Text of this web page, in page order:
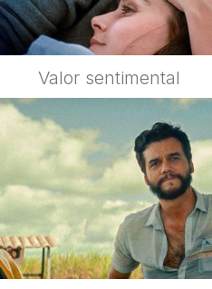
Valor sentimental